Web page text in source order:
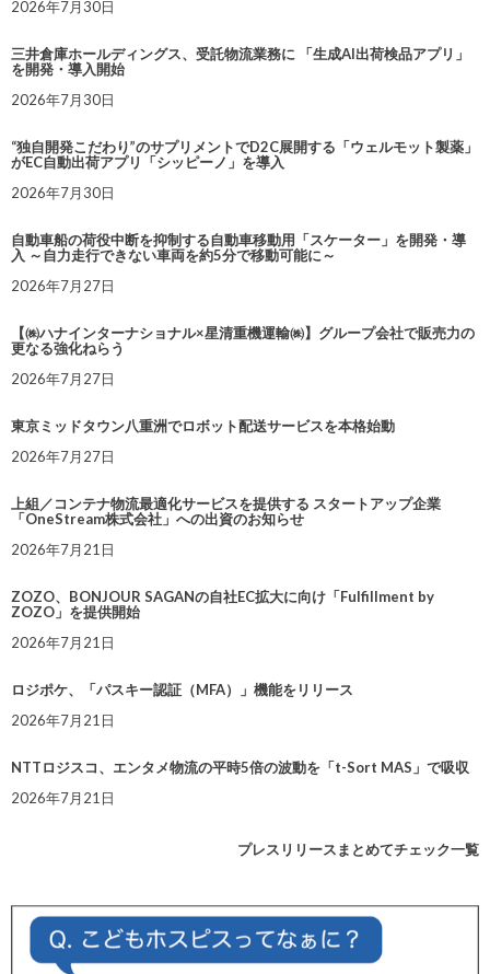
2026年7月30日
三井倉庫ホールディングス、受託物流業務に 「生成AI出荷検品アプリ」
を開発・導入開始
2026年7月30日
“独自開発こだわり”のサプリメントでD2C展開する「ウェルモット製薬」
がEC自動出荷アプリ「シッピーノ」を導入
2026年7月30日
自動車船の荷役中断を抑制する自動車移動用「スケーター」を開発・導
入 ～自力走行できない車両を約5分で移動可能に～
2026年7月27日
【㈱ハナインターナショナル×星清重機運輸㈱】グループ会社で販売力の
更なる強化ねらう
2026年7月27日
東京ミッドタウン八重洲でロボット配送サービスを本格始動
2026年7月27日
上組／コンテナ物流最適化サービスを提供する スタートアップ企業
「OneStream株式会社」への出資のお知らせ
2026年7月21日
ZOZO、BONJOUR SAGANの自社EC拡大に向け「Fulfillment by
ZOZO」を提供開始
2026年7月21日
ロジポケ、「パスキー認証（MFA）」機能をリリース
2026年7月21日
NTTロジスコ、エンタメ物流の平時5倍の波動を「t-Sort MAS」で吸収
2026年7月21日
プレスリリースまとめてチェック一覧